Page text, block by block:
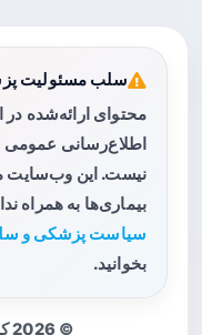
سلب مسئولیت
محتوای ارائه‌شده
اطلاع‌رسانی
نیست. این وب‌سایت
بیماری‌ها به همراه
سیاست پزشکی و
بخوانید.
© 2026 کلیه حقوق محفوظ است.